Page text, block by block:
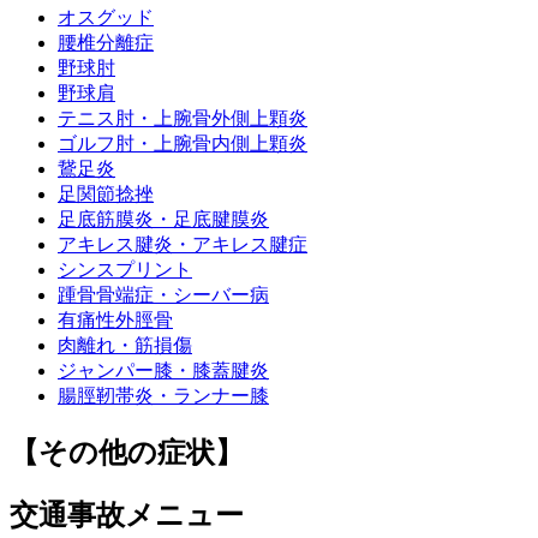
オスグッド
腰椎分離症
野球肘
野球肩
テニス肘・上腕骨外側上顆炎
ゴルフ肘・上腕骨内側上顆炎
鵞足炎
足関節捻挫
足底筋膜炎・足底腱膜炎
アキレス腱炎・アキレス腱症
シンスプリント
踵骨骨端症・シーバー病
有痛性外脛骨
肉離れ・筋損傷
ジャンパー膝・膝蓋腱炎
腸脛靭帯炎・ランナー膝
【その他の症状】
交通事故メニュー